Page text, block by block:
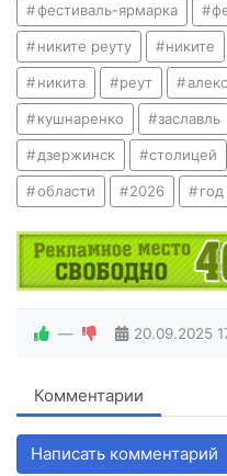
фестиваль-ярмарка
никите реуту никите
никита реут
кушнаренко заславль
дзержинск столицей
области 2026 год
— 20.09.2025
Комментарии
Написать комментарий